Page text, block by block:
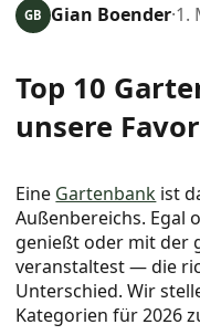
GB Gian Boender·1.
Top 10
unsere
Eine Gartenbank ist
Außenbereichs. Egal
genießt oder mit der
veranstaltest — die
Unterschied. Wir
Kategorien für 2026